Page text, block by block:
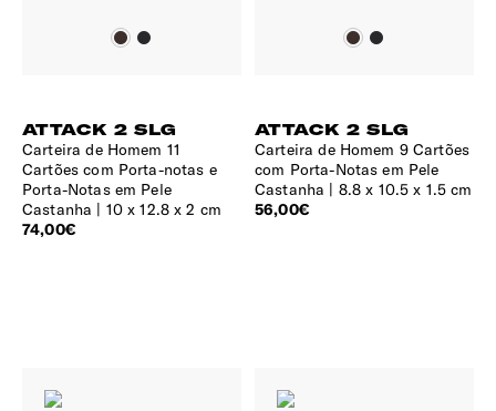
ATTACK 2 SLG
Carteira de Homem 11
Cartões com Porta-notas e
Porta-Notas em Pele
Castanha
10 x 12.8 x 2 cm
74,00€
ATTACK 2 SLG
Carteira de Homem 9 Cartões
com Porta-Notas em Pele
Castanha
8.8 x 10.5 x 1.5 cm
56,00€